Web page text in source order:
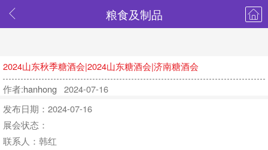
粮食及制品
2024山东秋季糖酒会|2024山东糖酒会|济南糖酒会
作者:hanhong 2024-07-16
发布日期：2024-07-16
展会状态：
联系人：韩红